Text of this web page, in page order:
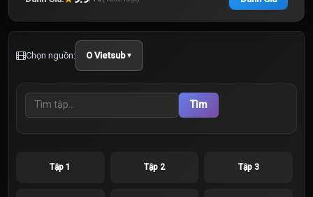
Chọn nguồn: O Vietsub▼
Tìm
Tập 1 Tập 2 Tập 3